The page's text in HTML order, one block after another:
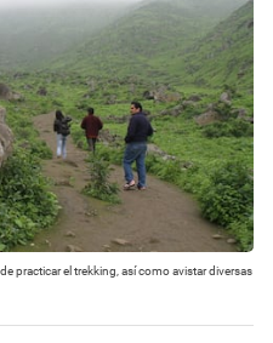
practicar el trekking, así como avistar diversas